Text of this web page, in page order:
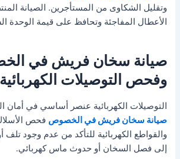
وتقليل الشكاوى من المستأجرين. الصيانة
الأعطال المفاجئة وتحافظ على قيمة الوحدة
صيانة سخان فريش في
وفحص التوصيلات الكهربائية
التوصيلات الكهربائية عنصر أساسي في
صيانة سخان فريش في الخصوص فحص
والقواطع الكهربائية للتأكد من عدم وجود
إلى فصل السخان أو حدوث ماس كهربائي.